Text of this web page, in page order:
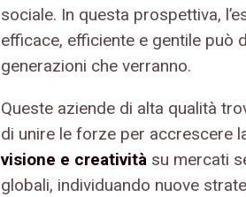
sociale. In questa prospettiva,
efficace, efficiente e gentile può
generazioni che verranno.
Queste aziende di alta qualità
di unire le forze per accrescere
visione e creatività su mercati
globali, individuando nuove